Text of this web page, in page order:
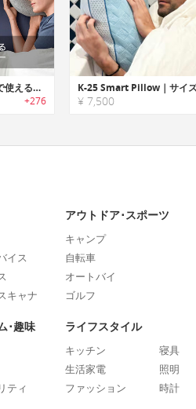
Bed Pillow｜様々な寝相で使える人間工学快眠ピロー「ベッドピロー」
+276 ¥ 7,500
イス
キャナ
アウトドア･スポーツ
キャンプ
自転車
オートバイ
ゴルフ
･趣味
ティ
ライフスタイル
キッチン
生活家電
ファッション
寝具
照明
時計